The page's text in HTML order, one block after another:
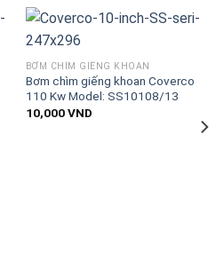
BƠM CHÌM GIẾNG KHOAN
Bơm chìm giếng khoan Coverco
110 Kw Model: SS10108/13
10,000VND